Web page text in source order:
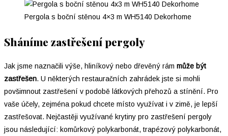
Pergola s boční stěnou 4×3 m WH5140 Dekorhome
Sháníme zastřešení pergoly
Jak jsme naznačili výše, hliníkový nebo dřevěný rám může být
zastřešen. U některých restauračních zahrádek jste si mohli
povšimnout zastřešení v podobě látkových přehozů a stínění. Pro
vaše účely, zejména pokud chcete místo využívat i v zimě, je lepší
zastřešovat. Nejčastěji využívané krytiny pro zastřešení pergoly
jsou následující: komůrkový polykarbonát, trapézový polykarbonát,